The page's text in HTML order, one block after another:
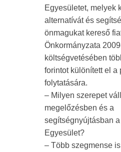
Egyesületet, melyek
alternatívát és
önmagukat kereső
Önkormányzata
költségvetésében
forintot különített el a
folytatására.
– Milyen szerepet
megelőzésben és a
segítségnyújtásban
Egyesület?
– Több szegmense